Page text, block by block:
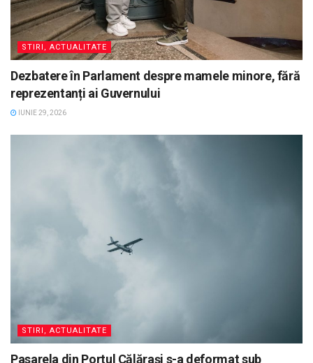
STIRI, ACTUALITATE
Dezbatere în Parlament despre mamele minore, fără
reprezentanți ai Guvernului
IUNIE 29, 2026
STIRI, ACTUALITATE
Pasarela din Portul Călărași s-a deformat sub